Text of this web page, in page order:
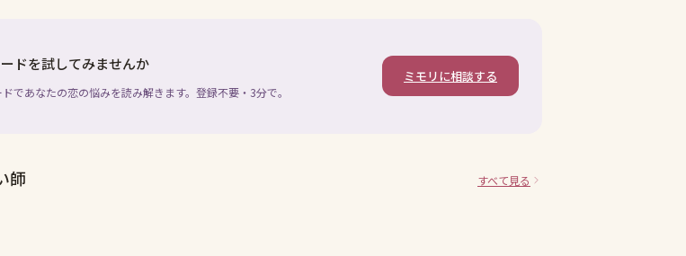
ドを試してみませんか
であなたの恋の悩みを読み解きます。登録不要・3分で。
ミモリに相談する
師 すべて見る